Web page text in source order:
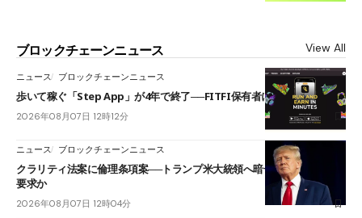
ブロックチェーンニュース View All
ニュース ブロックチェーンニュース
歩いて稼ぐ「Step App」が4年で終了──FITFI保有者に対応呼びかけ
2026年08月07日 12時12分
ニュース ブロックチェーンニュース
クラリティ法案に倫理条項案──トランプ米大統領へ暗号資産事業の売却
要求か
2026年08月07日 12時04分